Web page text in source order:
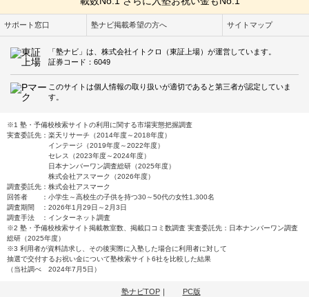
サポート窓口 塾ナビ掲載希望の方へ サイトマップ
「塾ナビ」は、株式会社イトクロ（東証上場）が運営しています。
証券コード：6049
このサイトは個人情報の取り扱いが適切であると第三者が認定していま
す。
※1 塾・予備校検索サイトの利用に関する市場実態把握調査
実査委託先：楽天リサーチ（2014年度～2018年度）
インテージ（2019年度～2022年度）
セレス（2023年度～2024年度）
日本ナンバーワン調査総研（2025年度）
株式会社アスマーク（2026年度）
調査委託先：株式会社アスマーク
回答者 ：小学生～高校生の子供を持つ30～50代の女性1,300名
調査期間 ：2026年1月29日～2月3日
調査手法 ：インターネット調査
※2 塾・予備校検索サイト掲載教室数、掲載口コミ数調査 実査委託先：日本ナンバーワン調査
総研（2025年度）
※3 利用者が資料請求し、その後実際に入塾した場合に利用者に対して
抽選で交付するお祝い金について塾検索サイト6社を比較した結果
（当社調べ 2024年7月5日）
塾ナビTOP｜ PC版